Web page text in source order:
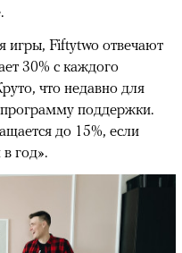
игры, Fiftytwo отвечают
30% с каждого
что недавно для
поддержки.
до 15%, если
год».